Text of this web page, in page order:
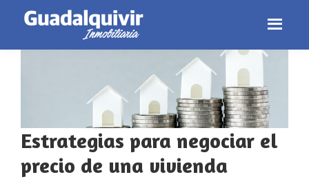
Estrategias para negociar el
precio de una vivienda